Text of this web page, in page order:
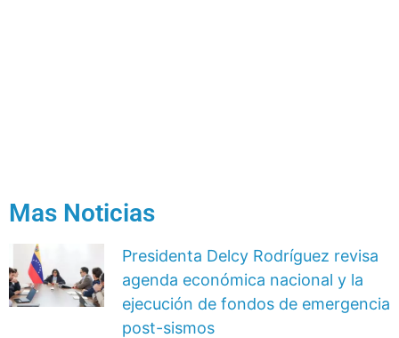
Mas Noticias
Presidenta Delcy Rodríguez revisa
agenda económica nacional y la
ejecución de fondos de emergencia
post-sismos